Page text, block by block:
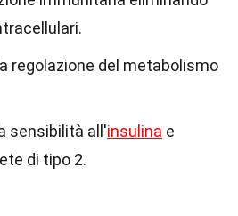
regolazione del metabolismo
sensibilità all'insulina e
di tipo 2.